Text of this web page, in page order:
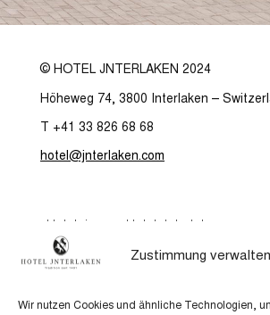
Zustimmung verwalten
Wir nutzen Cookies und ähnliche Technologien,
© HOTEL JNTERLAKEN 2024
Höheweg 74, 3800 Interlaken –
T +41 33 826 68 68
hotel@jnterlaken.com
Hotelzimmer Hotel Jnterlaken
Hotel Jnterlaken
5th Floor
Gutscheine